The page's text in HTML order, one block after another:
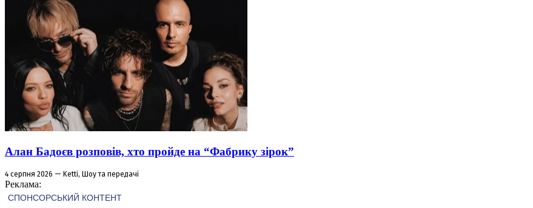
Алан Бадоєв розповів, хто пройде на “Фабрику зірок”
4 серпня 2026 — Ketti, Шоу та передачі
Реклама: